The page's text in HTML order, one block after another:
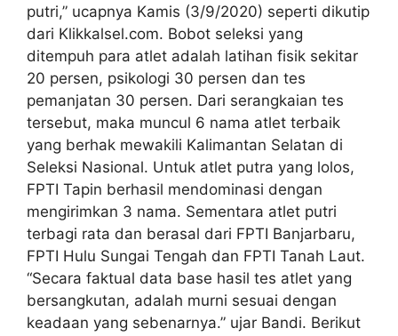
putri,” ucapnya Kamis (3/9/2020) seperti dikutip
dari Klikkalsel.com. Bobot seleksi yang
ditempuh para atlet adalah latihan fisik sekitar
20 persen, psikologi 30 persen dan tes
pemanjatan 30 persen. Dari serangkaian tes
tersebut, maka muncul 6 nama atlet terbaik
yang berhak mewakili Kalimantan Selatan di
Seleksi Nasional. Untuk atlet putra yang lolos,
FPTI Tapin berhasil mendominasi dengan
mengirimkan 3 nama. Sementara atlet putri
terbagi rata dan berasal dari FPTI Banjarbaru,
FPTI Hulu Sungai Tengah dan FPTI Tanah Laut.
“Secara faktual data base hasil tes atlet yang
bersangkutan, adalah murni sesuai dengan
keadaan yang sebenarnya.” ujar Bandi. Berikut